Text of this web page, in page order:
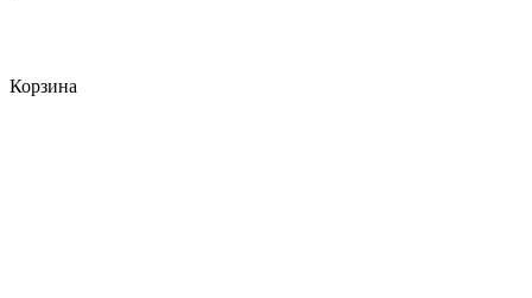
Корзина